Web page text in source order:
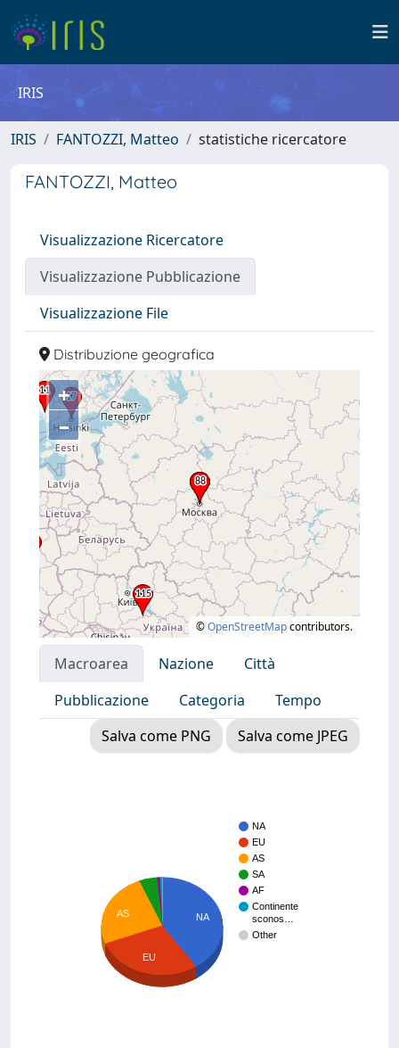
IRIS
IRIS FANTOZZI, Matteo statistiche ricercatore
FANTOZZI, Matteo
Visualizzazione Ricercatore
Visualizzazione Pubblicazione
Visualizzazione File
Distribuzione geografica
+
–
©OpenStreetMapcontributors.
Macroarea Nazione
Città
Pubblicazione
Categoria
Tempo
Salva come PNG
Salva come JPEG
NA
EU
AS
SA
AF
Continente
sconos…
Other
NA
AS
EU